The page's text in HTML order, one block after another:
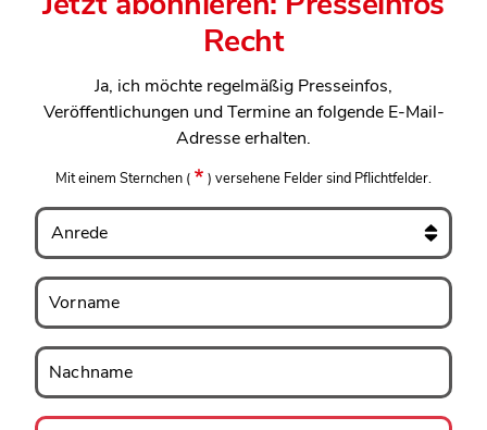
Recht
Ja, ich möchte regelmäßig Presseinfos,
Veröffentlichungen und Termine an folgende E-Mail-
Adresse erhalten.
Mit einem Sternchen ( ) versehene Felder sind Pflichtfelder.
Anrede
Vorname
Vorname
Nachname
Nachname
E-